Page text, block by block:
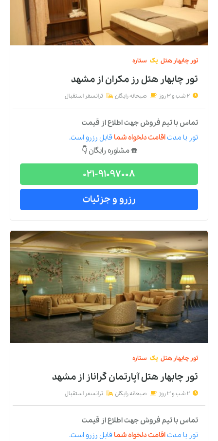
تور چابهار هتل یک ستاره
تور چابهار هتل رز مکراناز مشهد
2 شب و 3 روز صبحانه رایگان ترانسفر استقبال
تماس با تیم فروش جهت اطلاع از قیمت
تور با مدتاقامت دلخواه شما قابل رزرو است.
☎️ مشاوره رایگان 👇
021-91097008
رزرو و جزئیات
تور چابهار هتل یک ستاره
تور چابهار هتل آپارتمان گراناز از مشهد
2 شب و 3 روز صبحانه رایگان ترانسفر استقبال
تماس با تیم فروش جهت اطلاع از قیمت
تور با مدتاقامت دلخواه شما قابل رزرو است.